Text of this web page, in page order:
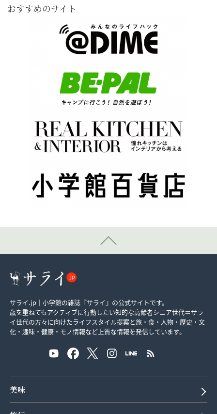
おすすめのサイト
サライ.jp｜小学館の雑誌『サライ』の公式サイトです。
歳を重ねてもアクティブに行動したい知的な高齢者シニア世代＝サラ
イ世代の方々に向けたライフスタイル提案と旅・食・人物・歴史・文
化・趣味・健康・モノ情報など上質な情報を発信しています。
美味